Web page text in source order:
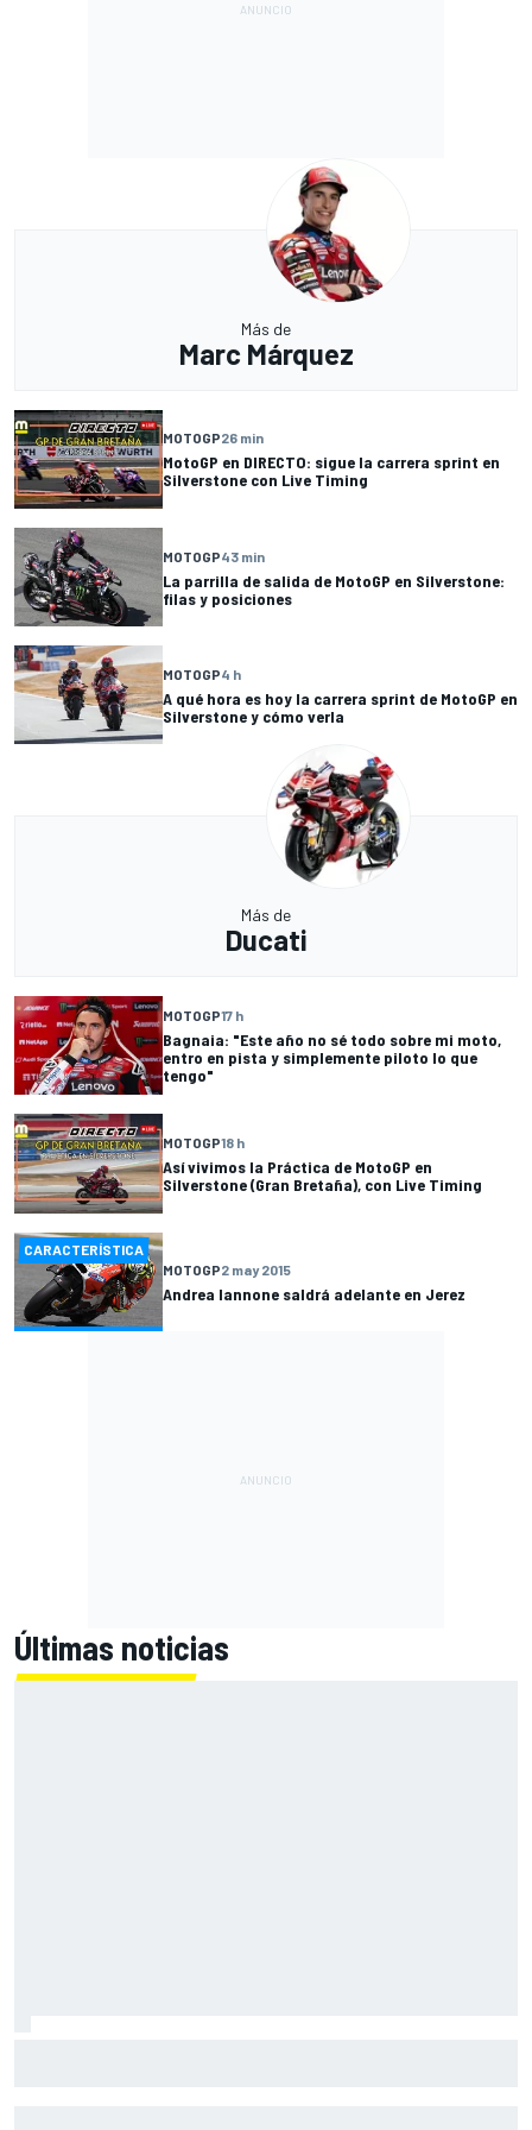
Más de
Marc Márquez
MOTOGP26 min
MotoGP en DIRECTO: sigue la carrera sprint en
Silverstone con Live Timing
MOTOGP43 min
La parrilla de salida de MotoGP en Silverstone:
filas y posiciones
MOTOGP4 h
A qué hora es hoy la carrera sprint de MotoGP en
Silverstone y cómo verla
Más de
Ducati
MOTOGP17 h
Bagnaia: "Este año no sé todo sobre mi moto,
entro en pista y simplemente piloto lo que
tengo"
MOTOGP18 h
Así vivimos la Práctica de MotoGP en
Silverstone (Gran Bretaña), con Live Timing
CARACTERÍSTICA
MOTOGP2 may 2015
Andrea Iannone saldrá adelante en Jerez
Últimas noticias